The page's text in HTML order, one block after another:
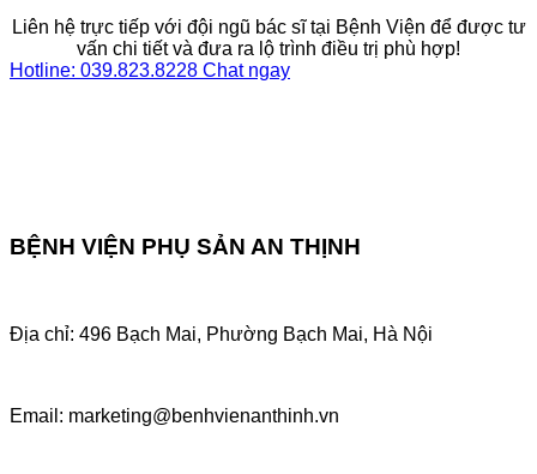
Liên hệ trực tiếp với đội ngũ bác sĩ tại Bệnh Viện để được tư
vấn chi tiết và đưa ra lộ trình điều trị phù hợp!
Hotline: 039.823.8228 Chat ngay
BỆNH VIỆN PHỤ SẢN AN THỊNH
Địa chỉ: 496 Bạch Mai, Phường Bạch Mai, Hà Nội
Email: marketing@benhvienanthinh.vn